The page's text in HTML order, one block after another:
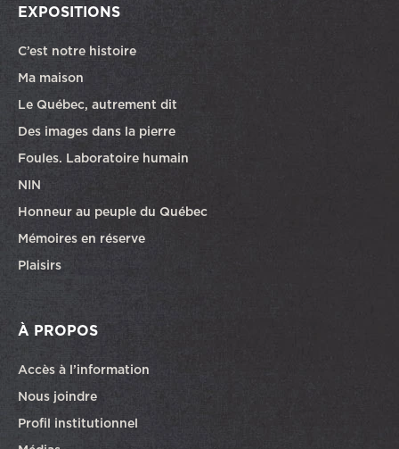
EXPOSITIONS
C’est notre histoire
Ma maison
Le Québec, autrement dit
Des images dans la pierre
Foules. Laboratoire humain
NIN
Honneur au peuple du Québec
Mémoires en réserve
Plaisirs
À PROPOS
Accès à l’information
Nous joindre
Profil institutionnel